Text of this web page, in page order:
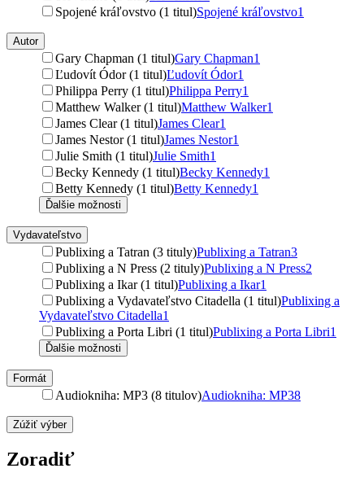
Spojené kráľovstvo (1 titul)Spojené kráľovstvo1
Autor
Gary Chapman (1 titul)Gary Chapman1
Ľudovít Ódor (1 titul)Ľudovít Ódor1
Philippa Perry (1 titul)Philippa Perry1
Matthew Walker (1 titul)Matthew Walker1
James Clear (1 titul)James Clear1
James Nestor (1 titul)James Nestor1
Julie Smith (1 titul)Julie Smith1
Becky Kennedy (1 titul)Becky Kennedy1
Betty Kennedy (1 titul)Betty Kennedy1
Ďalšie možnosti
Vydavateľstvo
Publixing a Tatran (3 tituly)Publixing a Tatran3
Publixing a N Press (2 tituly)Publixing a N Press2
Publixing a Ikar (1 titul)Publixing a Ikar1
Publixing a Vydavateľstvo Citadella (1 titul)Publixing a
Vydavateľstvo Citadella1
Publixing a Porta Libri (1 titul)Publixing a Porta Libri1
Ďalšie možnosti
Formát
Audiokniha: MP3 (8 titulov)Audiokniha: MP38
Zúžiť výber
Zoradiť